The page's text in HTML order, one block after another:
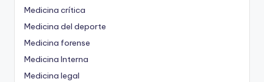
Medicina crítica
Medicina del deporte
Medicina forense
Medicina Interna
Medicina legal